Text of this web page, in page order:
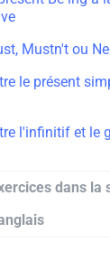
Mustn't ou
le présent
l'infinitif et le
dans la